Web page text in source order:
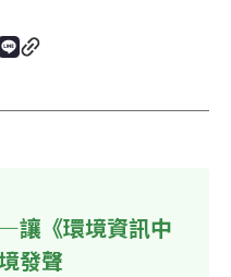
讓《環境資訊中
發聲